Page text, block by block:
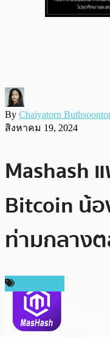
By Chaiyatorn
สิงหาคม 19, 2024
Mashash
Bitcoin น้
ท่ามกลาง